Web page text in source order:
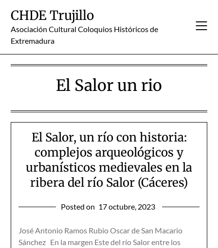
content
CHDE Trujillo
Asociación Cultural Coloquios Históricos de
Extremadura
El Salor un rio
El Salor, un río con historia:
complejos arqueológicos y
urbanísticos medievales en la
ribera del río Salor (Cáceres)
Posted on 17 octubre, 2023
José Antonio Ramos Rubio Oscar de San Macario
Sánchez En la margen Este del río Salor entre los